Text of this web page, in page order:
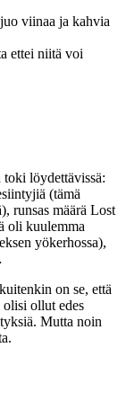
viinaa ja kahvia
ettei niitä voi
löydettävissä:
(tämä
runsas määrä Lost
oli kuulemma
yökerhossa),
on se, että
ollut edes
Mutta noin